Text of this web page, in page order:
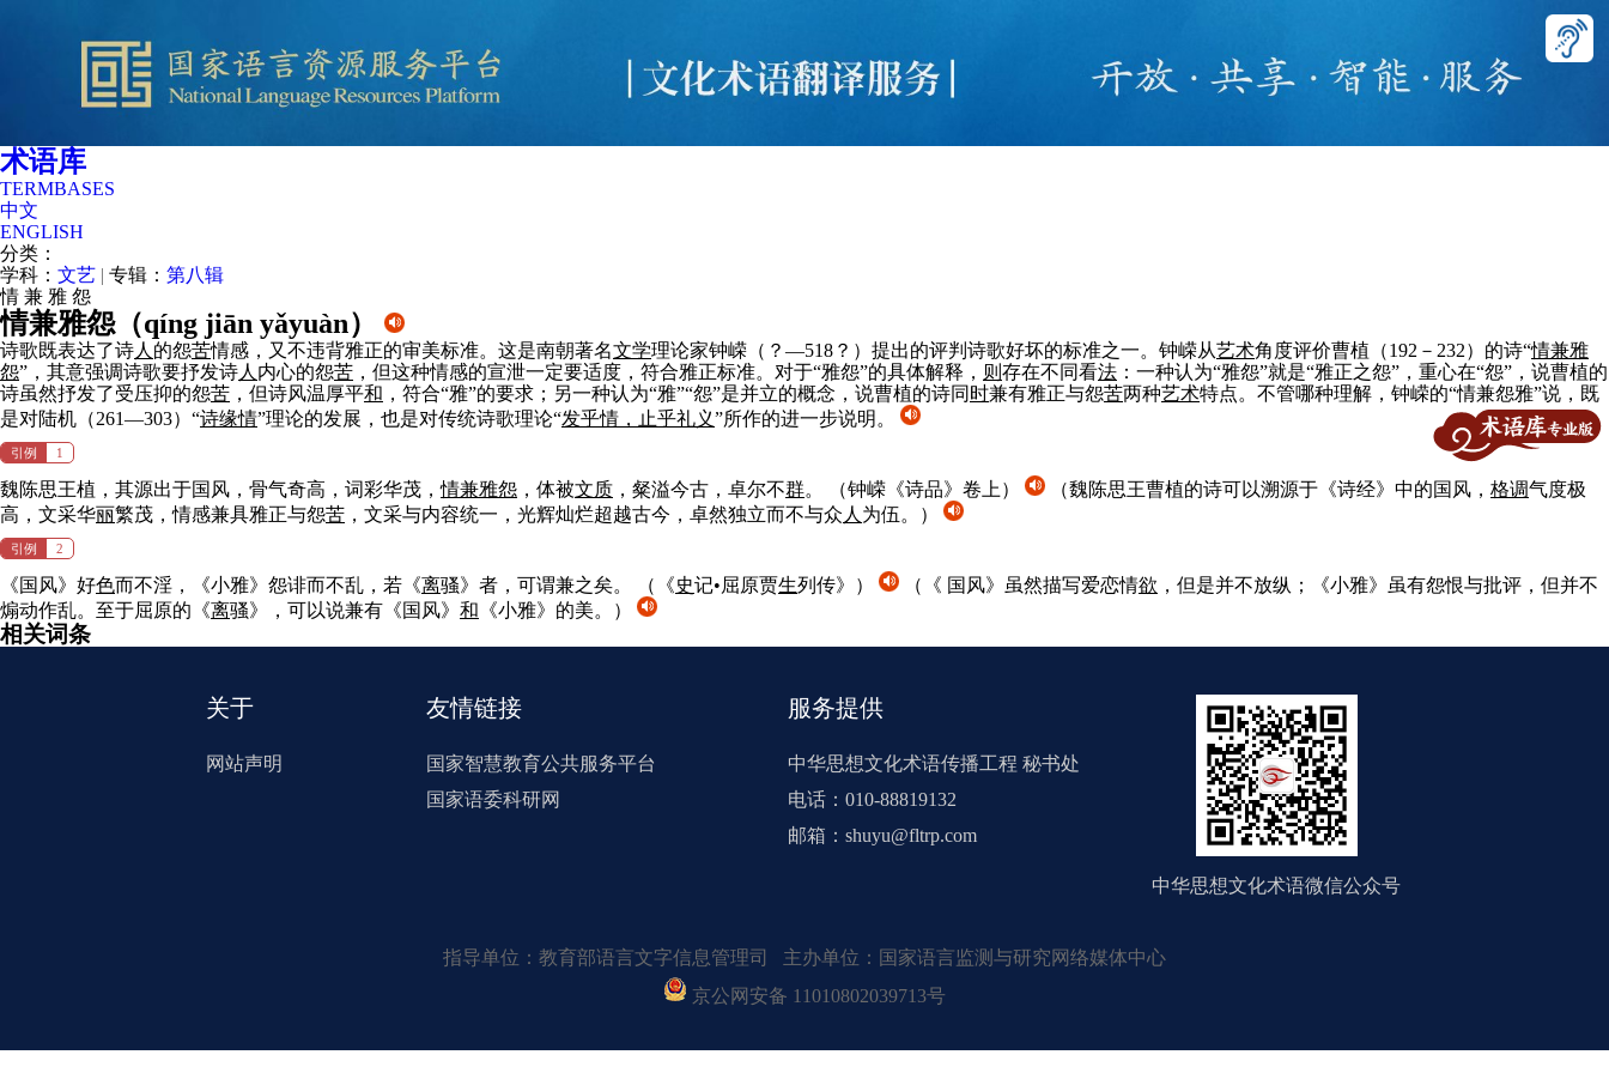
术语库
TERMBASES
中文
ENGLISH
分类：
学科： 文艺 | 专辑： 第八辑
情 兼 雅 怨
情兼雅怨（qíng jiān yǎyuàn）
诗歌既表达了诗人 的怨苦情感，又不违背雅正的审美标准。这是南朝著名文学理论家钟嵘（？—518？）提出的评判诗歌好坏的标准之一。钟嵘从艺术角度评价曹植（192－232）的诗“情兼雅
怨”，其意强调诗歌要抒发诗人 内心的怨苦 ，但这种情感的宣泄一定要适度，符合雅正标准。对于“雅怨”的具体解释， 则 存在不同看法 ：一种认为“雅怨”就是“雅正之怨”，重心在“怨”，说曹植的
诗虽然抒发了受压抑的怨苦 ，但诗风温厚平和 ，符合“雅”的要求；另一种认为“雅”“怨”是并立的概念，说曹植的诗同 时兼有雅正与怨苦两种艺术特点。不管哪种理解，钟嵘的“情兼怨雅”说，既
是对陆机（261—303）“诗缘情”理论的发展，也是对传统诗歌理论“发乎情，止乎礼义”所作的进一步说明。
引例 1
魏陈思王植，其源出于国风，骨气奇高，词彩华茂，情兼雅怨 ，体被文质 ，粲溢今古，卓尔不群。 （钟嵘《诗品》卷上） （魏陈思王曹植的诗可以溯源于《诗经》中的国风， 格调气度极
高，文采华丽繁茂，情感兼具雅正与怨苦 ，文采与内容统一，光辉灿烂超越古今，卓然独立而不与众 人 为伍。）
引例 2
《国风》好色而不淫，《小雅》怨诽而不乱，若《离骚》者，可谓兼之矣。 （《史记•屈原贾生列传》） （《 国风》虽然描写爱恋情欲 ，但是并不放纵；《小雅》虽有怨恨与批评，但并不
煽动作乱。至于屈原的《离骚》，可以说兼有《国风》 和 《小雅》的美。）
相关词条
关于
网站声明
友情链接
国家智慧教育公共服务平台
国家语委科研网
服务提供
中华思想文化术语传播工程 秘书处
电话：010-88819132
邮箱：shuyu@fltrp.com
中华思想文化术语微信公众号
指导单位：教育部语言文字信息管理司 主办单位：国家语言监测与研究网络媒体中心
京公网安备 11010802039713号